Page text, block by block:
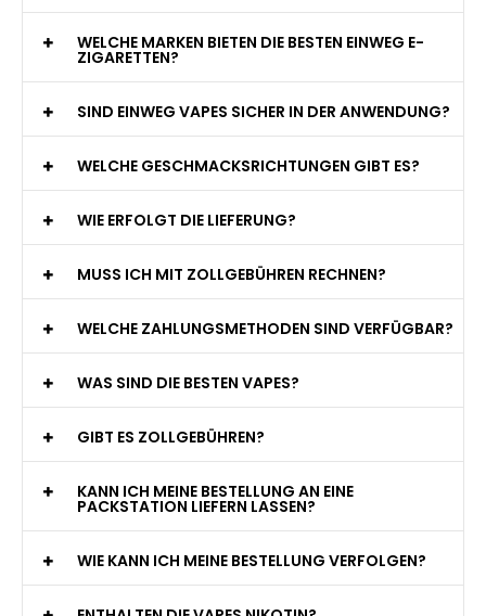
WELCHE MARKEN BIETEN DIE BESTEN EINWEG E-
ZIGARETTEN?
SIND EINWEG VAPES SICHER IN DER ANWENDUNG?
WELCHE GESCHMACKSRICHTUNGEN GIBT ES?
WIE ERFOLGT DIE LIEFERUNG?
MUSS ICH MIT ZOLLGEBÜHREN RECHNEN?
WELCHE ZAHLUNGSMETHODEN SIND VERFÜGBAR?
WAS SIND DIE BESTEN VAPES?
GIBT ES ZOLLGEBÜHREN?
KANN ICH MEINE BESTELLUNG AN EINE
PACKSTATION LIEFERN LASSEN?
WIE KANN ICH MEINE BESTELLUNG VERFOLGEN?